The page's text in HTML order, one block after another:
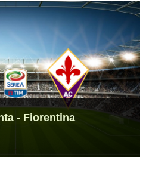
- Fiorentina